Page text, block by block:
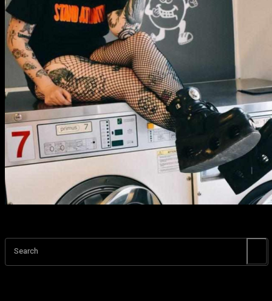
Search